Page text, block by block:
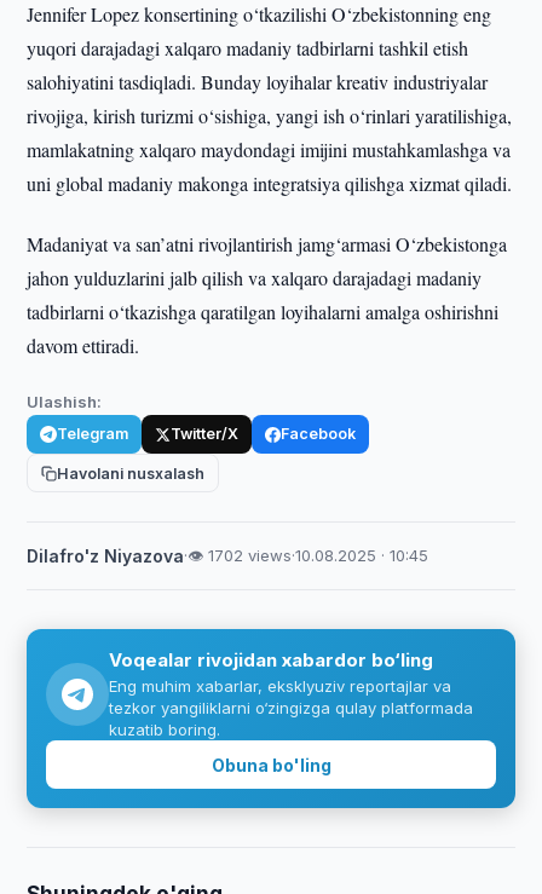
Jennifer Lopez konsertining o‘tkazilishi O‘zbekistonning eng
yuqori darajadagi xalqaro madaniy tadbirlarni tashkil etish
salohiyatini tasdiqladi. Bunday loyihalar kreativ industriyalar
rivojiga, kirish turizmi o‘sishiga, yangi ish o‘rinlari yaratilishiga,
mamlakatning xalqaro maydondagi imijini mustahkamlashga va
uni global madaniy makonga integratsiya qilishga xizmat qiladi.
Madaniyat va san’atni rivojlantirish jamg‘armasi O‘zbekistonga
jahon yulduzlarini jalb qilish va xalqaro darajadagi madaniy
tadbirlarni o‘tkazishga qaratilgan loyihalarni amalga oshirishni
davom ettiradi.
Ulashish:
Telegram Twitter/X Facebook
Havolani nusxalash
Dilafro'z Niyazova·👁 1702 views·10.08.2025 · 10:45
Voqealar rivojidan xabardor bo‘ling
Eng muhim xabarlar, eksklyuziv reportajlar va
tezkor yangiliklarni o‘zingizga qulay platformada
kuzatib boring.
Obuna bo'ling